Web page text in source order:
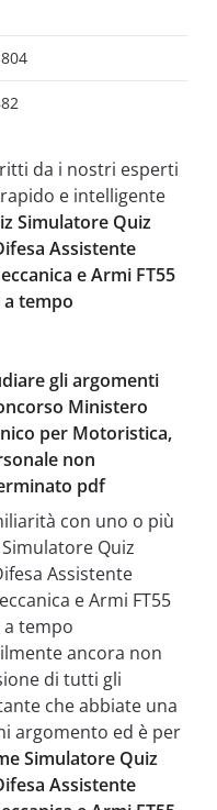
da i nostri esperti
e intelligente
Simulatore Quiz
Assistente
e Armi FT55
tempo
gli argomenti
Ministero
per Motoristica,
non
pdf
con uno o più
Quiz
Assistente
e Armi FT55
tempo
ancora non
di tutti gli
che abbiate una
argomento ed è per
Simulatore Quiz
Assistente